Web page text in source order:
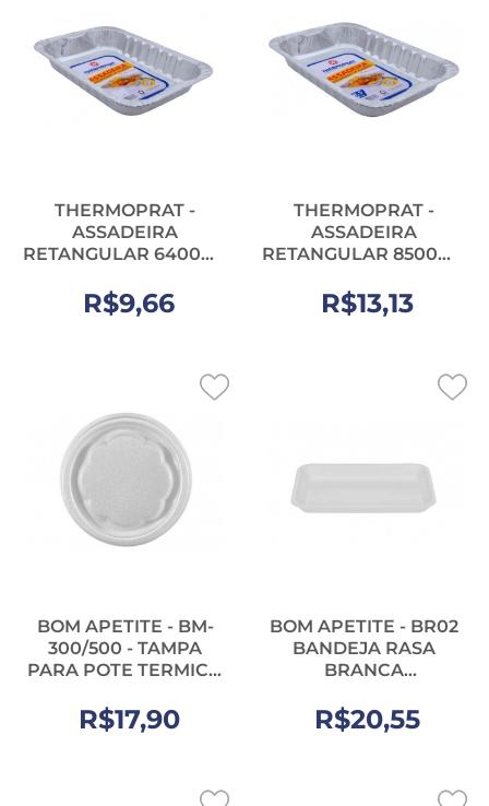
THERMOPRAT -
ASSADEIRA
RETANGULAR 6400ML
R$9,66
THERMOPRAT -
ASSADEIRA
RETANGULAR 8500ML
R$13,13
BOM APETITE - BM-
300/500 - TAMPA
PARA POTE TERMICO
FD.100UN
R$17,90
BOM APETITE - BR02
BANDEJA RASA
BRANCA
PT.100UN
R$20,55